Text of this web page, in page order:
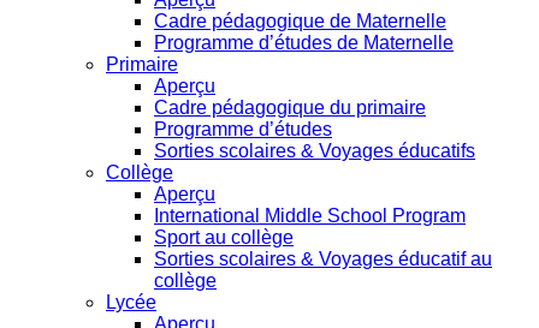
Cadre pédagogique de Maternelle
Programme d’études de Maternelle
Primaire
Aperçu
Cadre pédagogique du primaire
Programme d’études
Sorties scolaires & Voyages éducatifs
Collège
Aperçu
International Middle School Program
Sport au collège
Sorties scolaires & Voyages éducatif au
collège
Lycée
Aperçu